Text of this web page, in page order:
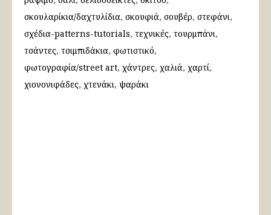
σκουλαρίκια/δαχτυλίδια σκουφιά σουβέρ στεφάνι
σχέδια-patterns-tutorials τεχνικές τουρμπάνι
τσάντες τσιμπιδάκια φωτιστικό
φωτογραφία/street art χάντρες χαλιά χαρτί
χιονονιφάδες χτενάκι ψαράκι